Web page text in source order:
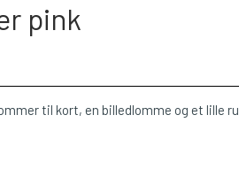
pink
til kort, en billedlomme og et lille